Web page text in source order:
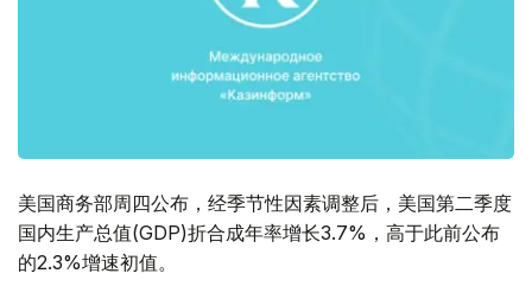
美国商务部周四公布，经季节性因素调整后，美国第二季度
国内生产总值(GDP)折合成年率增长3.7%，高于此前公布
的2.3%增速初值。